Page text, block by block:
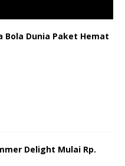
Bola Dunia Paket Hemat
Delight Mulai Rp.